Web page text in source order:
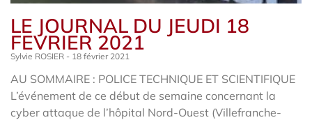
LE JOURNAL DU JEUDI 18
FEVRIER 2021
Sylvie ROSIER 18 février 2021
AU SOMMAIRE : POLICE TECHNIQUE ET SCIENTIFIQUE
L’événement de ce début de semaine concernant la
cyber attaque de l’hôpital Nord-Ouest (Villefranche-